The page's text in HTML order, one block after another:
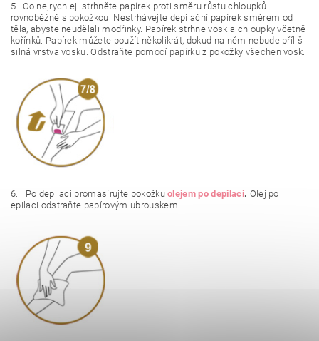
5. Co nejrychleji strhněte papírek proti směru růstu chloupků
rovnoběžně s pokožkou. Nestrhávejte depilační papírek směrem od
těla, abyste neudělali modřinky. Papírek strhne vosk a chloupky včetně
kořínků. Papírek můžete použít několikrát, dokud na něm nebude příliš
silná vrstva vosku. Odstraňte pomocí papírku z pokožky všechen vosk.
6. Po depilaci promasírujte pokožkuolejem po depilaci. Olej po
epilaci odstraňte papírovým ubrouskem.